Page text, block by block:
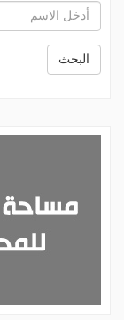
البحث